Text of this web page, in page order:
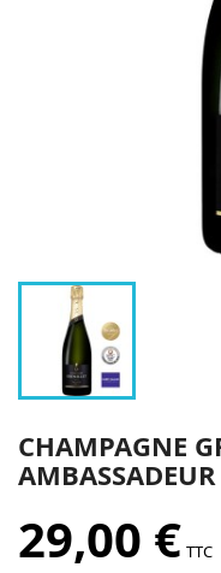
CHAMPAGNE
29,00 € TTC